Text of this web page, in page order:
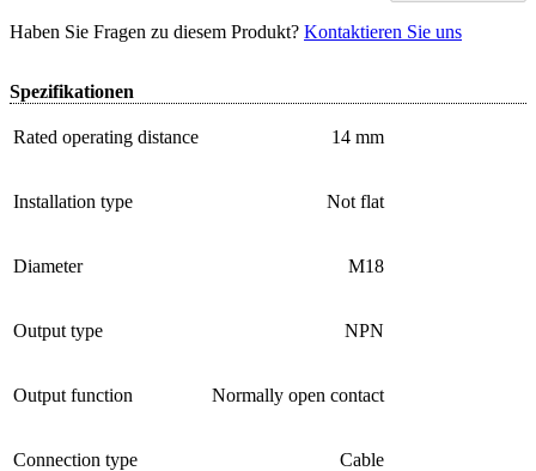
Haben Sie Fragen zu diesem Produkt? Kontaktieren Sie uns
Spezifikationen
Rated operating distance 14 mm
Installation type Not flat
Diameter M18
Output type NPN
Output function Normally open contact
Connection type Cable